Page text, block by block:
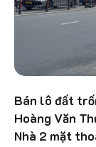
Bán lô đất
Hoàng Văn
Nhà 2 mặt